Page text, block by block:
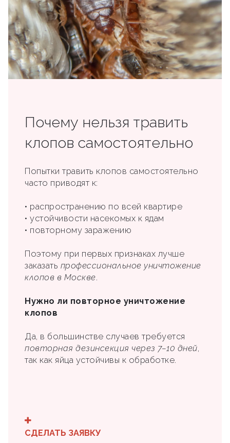
Почему нельзя травить
клопов самостоятельно
Попытки травить клопов самостоятельно
часто приводят к:
• распространению по всей квартире
• устойчивости насекомых к ядам
• повторному заражению
Поэтому при первых признаках лучше
заказать профессиональное уничтожение
клопов в Москве.
Нужно ли повторное уничтожение
клопов
Да, в большинстве случаев требуется
повторная дезинсекция через 7–10 дней,
так как яйца устойчивы к обработке.
СДЕЛАТЬ ЗАЯВКУ